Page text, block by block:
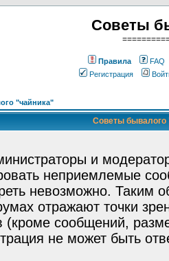
Советы
Правила
FAQ
Регистрация
"чайника"
Советы бывалого
и
неприемлемые
невозможно. Таким
отражают точки
(кроме сообщений,
не может быть